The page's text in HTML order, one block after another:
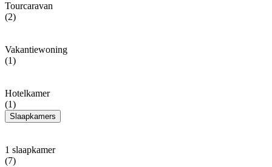
Tourcaravan
(2)
Vakantiewoning
(1)
Hotelkamer
(1)
Slaapkamers
1 slaapkamer
(7)